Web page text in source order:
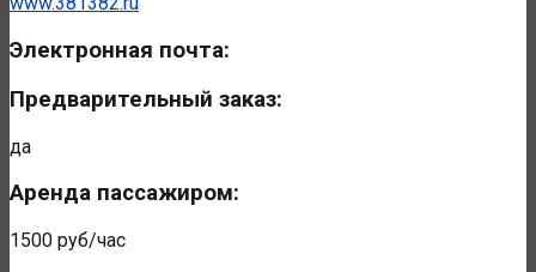
Электронная почта:
Предварительный заказ:
да
Аренда пассажиром:
1500 руб/час